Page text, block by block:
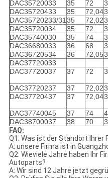
DAC35720033
35 72
DAC35720433
35 72,04
DAC35720233/3135 72,02
DAC35720034
35 72
DAC35740030
35 74
DAC36680033
36 68
DAC36720534
36 72,05
DAC37720033
DAC37720037
37 72
DAC37720237
37 72,02
DAC37720437
37 72,04
DAC37740045
37 74
DAC38700037
38 70
FAQ:
Q1: Was ist der Standort Ihrer
A: unsere Firma ist in
Q2: Wieviele Jahre haben Ihr
Autoparts?
A: Wir sind 12 Jahre jetzt